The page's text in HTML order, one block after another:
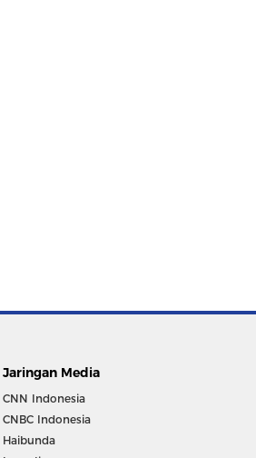
Jaringan Media
CNN Indonesia
CNBC Indonesia
Haibunda